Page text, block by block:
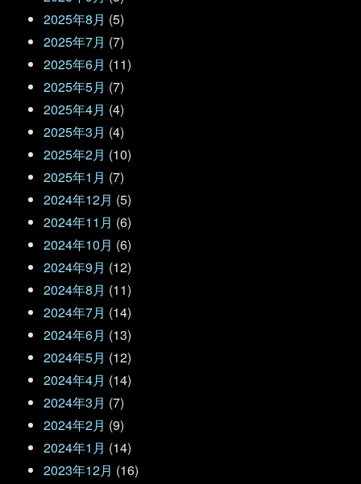
2025年8月 (5)
2025年7月 (7)
2025年6月 (11)
2025年5月 (7)
2025年4月 (4)
2025年3月 (4)
2025年2月 (10)
2025年1月 (7)
2024年12月 (5)
2024年11月 (6)
2024年10月 (6)
2024年9月 (12)
2024年8月 (11)
2024年7月 (14)
2024年6月 (13)
2024年5月 (12)
2024年4月 (14)
2024年3月 (7)
2024年2月 (9)
2024年1月 (14)
2023年12月 (16)